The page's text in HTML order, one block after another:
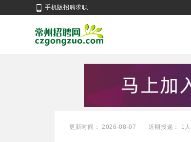
手机版招聘求职
近期投递： 1人
更新时间： 2026-08-07